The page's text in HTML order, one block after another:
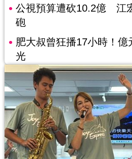
公視預算遭砍10.2億 江
砲
肥大叔曾狂播17小時！億
光